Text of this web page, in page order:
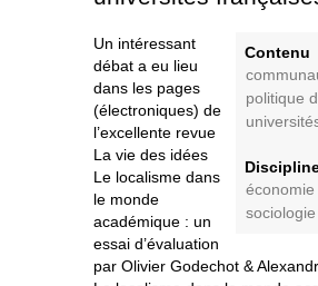
Contenu
politique
économie
sociologie
Un intéressant
débat a eu lieu
dans les pages
(électroniques) de
l’excellente revue
La vie des idées
Le localisme dans
le monde
académique : un
essai d’évaluation
par Olivier Godechot &